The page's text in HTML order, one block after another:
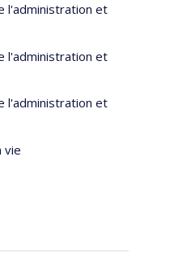
l'administration et
l'administration et
l'administration et
vie